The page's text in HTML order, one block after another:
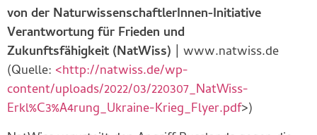
von der NaturwissenschaftlerInnen-Initiative
Verantwortung für Frieden und
Zukunftsfähigkeit (NatWiss) | www.natwiss.de
(Quelle: <http://natwiss.de/wp-
content/uploads/2022/03/220307_NatWiss-
Erkl%C3%A4rung_Ukraine-Krieg_Flyer.pdf>)